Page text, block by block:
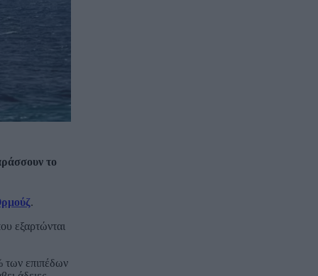
το
.
εξαρτώνται
των επιπέδων